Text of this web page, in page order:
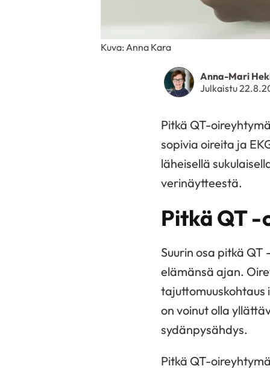
Anna-Mari
Julkaistu
Kuva: Anna Kara
Pitkä QT-
sopivia oireita ja
läheisellä
verinäytteestä.
Pitkä QT
Suurin osa pitkä
elämänsä ajan.
tajuttomuuskohtaus
on voinut olla
sydänpysähdys.
Pitkä QT-